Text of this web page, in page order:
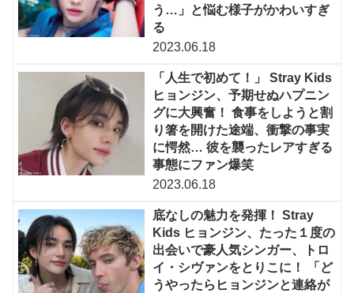
う…」と悩む様子がかわいすぎ
る
2023.06.18
「人生で初めて！」 Stray Kids
ヒョンジン、予期せぬハプニン
グに大興奮！ 食事をしようと割
り箸を開けた途端、衝撃の事実
に愕然… 彼を襲ったレアすぎる
事態にファン爆笑
2023.06.18
底なしの魅力を発揮！ Stray
Kids ヒョンジン、たった１度の
出会いで豪人気シンガー、トロ
イ・シヴァンをとりこに！ 「ど
うやったらヒョンジンと連絡が